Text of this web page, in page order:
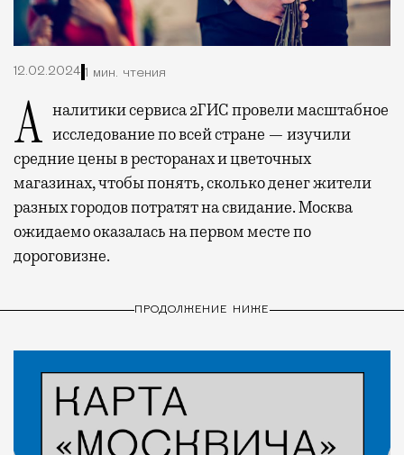
12.02.2024 1 мин. чтения
Аналитики сервиса 2ГИС провели масштабное исследование по всей стране — изучили
средние цены в ресторанах и цветочных
магазинах, чтобы понять, сколько денег жители
разных городов потратят на свидание. Москва
ожидаемо оказалась на первом месте по
дороговизне.
ПРОДОЛЖЕНИЕ НИЖЕ